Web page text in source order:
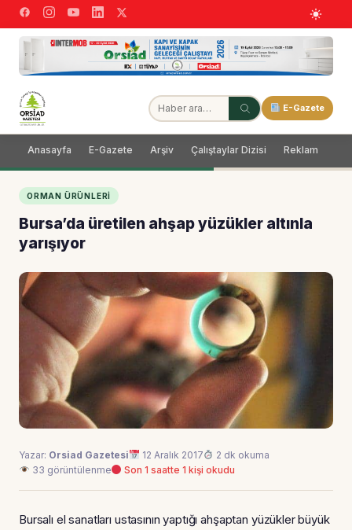
E-Gazete
Anasayfa E-Gazete Arşiv Çalıştaylar Dizisi Reklam
ORMAN ÜRÜNLERI
Bursa’da üretilen ahşap yüzükler altınla
yarışıyor
Yazar: Orsiad Gazetesi 12 Aralık 2017
2 dk okuma
33 görüntülenme
Son 1 saatte 1 kişi okudu
Bursalı el sanatları ustasının yaptığı ahşaptan yüzükler büyük